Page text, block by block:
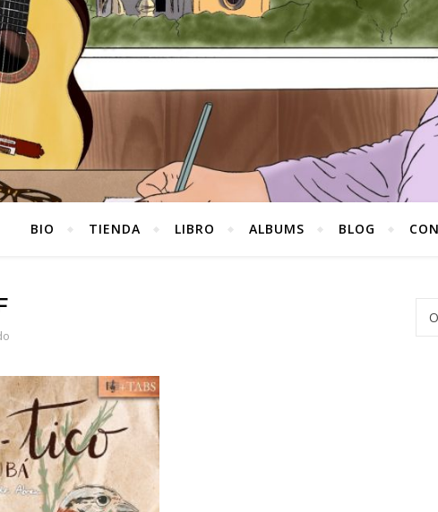
BIO TIENDA LIBRO ALBUMS BLOG